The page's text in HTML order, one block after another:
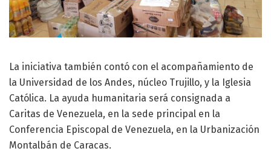
La iniciativa también contó con el acompañamiento de
la Universidad de los Andes, núcleo Trujillo, y la Iglesia
Católica. La ayuda humanitaria será consignada a
Caritas de Venezuela, en la sede principal en la
Conferencia Episcopal de Venezuela, en la Urbanización
Montalbán de Caracas.